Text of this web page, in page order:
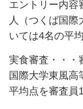
エントリー内
人（つくば国際
いては4名の平
実食審査・・
国際大学東風高
平均点を審査員